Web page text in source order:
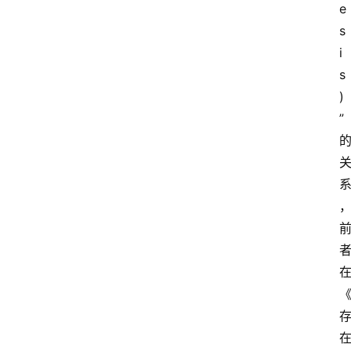
e
s
i
s
)
”
的
关
系
，
前
者
在
《
存
在